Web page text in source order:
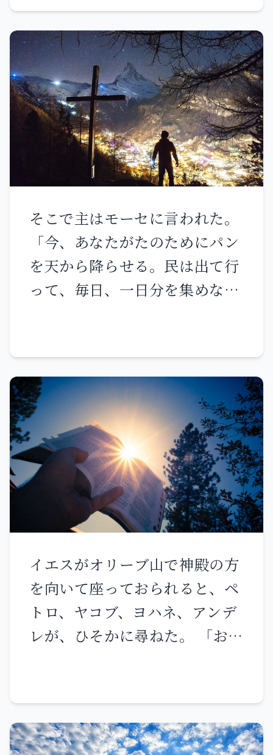
は飢え、渇き、着る物もなく、
打ち叩かれ、落ち着く先もな
く、 苦労して自分の手で働いて
います。侮辱されては祝福し、
迫害されては耐え忍び、 罵られ
ても勧めの言葉をかけていま
す。今に至るまで、私たちは世
の屑、あらゆるものの滓とされ
るために、門の外で苦難を受け
られたのです。 ですから、私た
ちも、イエスの受けられた辱め
を身に負い、宿営の外に出て、
御もとに赴こうではありません
か。 私たちには、この地上に永
続する都はありません。むし
ろ、来るべき都を求めているの
です。 だから、イエスを通し
て、賛美のいけにえ、すなわち
御名をたたえる唇の実を、絶え
ず神に献げましょう。 善い行い
神は喜ばれるのです。
私のため、また福音のために自
分の命を失う者は、それを救う
のである。 人が全世界を手に入
れても、自分の命を損なうな
ら、何の得があろうか。 人はど
んな代価を払って、その命を買
い戻すことができようか。 神に
背いた罪深いこの時代に、私と
もまた、父の栄光に輝いて聖な
る天使たちと共に来るときに、
その者を恥じるであろう。」
そこで主はモーセに言われた。
「今、あなたがたのためにパン
を天から降らせる。民は出て行
って、毎日、一日分を集めなさ
ある。 六日目に持ち帰ったもの
を整えると、日ごとに集める分
の二倍になるだろう。」 そこで
モーセとアロンは、イスラエル
の人々すべてに言った。「夕方
には、あなたがたは主があなた
がたをエジプトの地から導き出
されたことを知り、 朝には、あ
なたがたの主に対する不平を主
がお聞きになったからだ。あな
たがたが私たちに向かって不平
を言うとは、私たちを一体何者
はあなたがたに食べる肉を与
え、朝には満ち足りるほどパン
イエスがオリーブ山で神殿の方
を向いて座っておられると、ペ
トロ、ヤコブ、ヨハネ、アンデ
レが、ひそかに尋ねた。 「おっ
れがすべて実現するときには、
どんな徴があるのですか。」 イ